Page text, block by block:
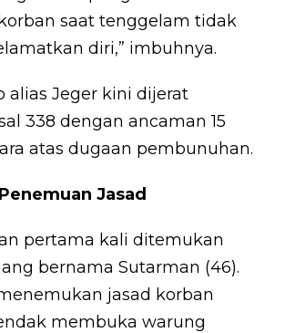
saat tenggelam tidak
diri,” imbuhnya.
alias Jeger kini dijerat
338 dengan ancaman 15
atas dugaan pembunuhan.
Jasad
pertama kali ditemukan
bernama Sutarman (46).
jasad korban
membuka warung